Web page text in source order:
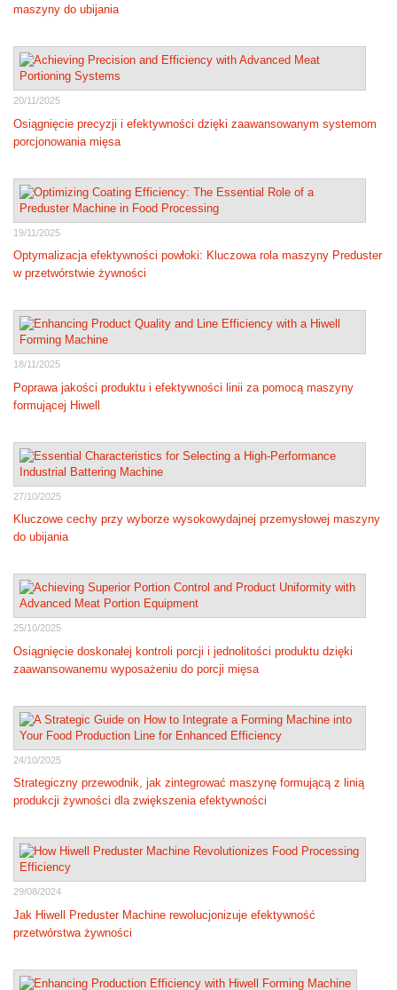
maszyny do ubijania
20/11/2025
Osiągnięcie precyzji i efektywności dzięki zaawansowanym systemom
porcjonowania mięsa
19/11/2025
Optymalizacja efektywności powłoki: Kluczowa rola maszyny Preduster
w przetwórstwie żywności
18/11/2025
Poprawa jakości produktu i efektywności linii za pomocą maszyny
formującej Hiwell
27/10/2025
Kluczowe cechy przy wyborze wysokowydajnej przemysłowej maszyny
do ubijania
25/10/2025
Osiągnięcie doskonałej kontroli porcji i jednolitości produktu dzięki
zaawansowanemu wyposażeniu do porcji mięsa
24/10/2025
Strategiczny przewodnik, jak zintegrować maszynę formującą z linią
produkcji żywności dla zwiększenia efektywności
29/08/2024
Jak Hiwell Preduster Machine rewolucjonizuje efektywność
przetwórstwa żywności